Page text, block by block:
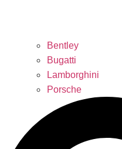
Bentley
Bugatti
Lamborghini
Porsche